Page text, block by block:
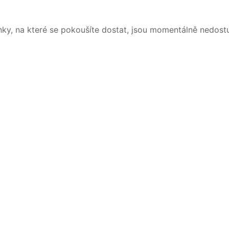
na které se pokoušíte dostat, jsou momentálně